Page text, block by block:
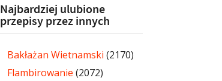
Najbardziej ulubione
przepisy przez innych
Bakłażan Wietnamski (2170)
Flambirowanie (2072)